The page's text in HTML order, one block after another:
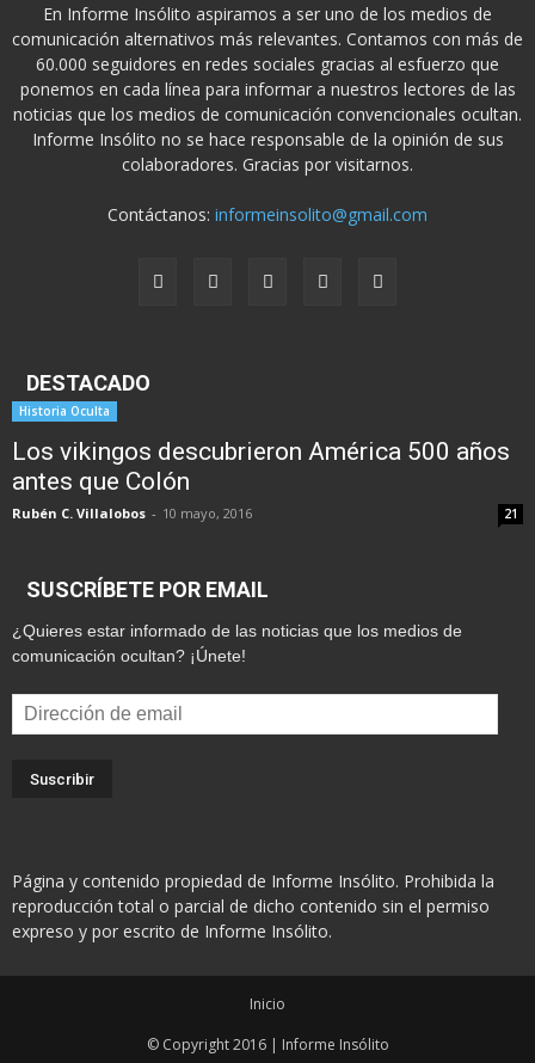
En Informe Insólito aspiramos a ser uno de los medios de
comunicación alternativos más relevantes. Contamos con más de
60.000 seguidores en redes sociales gracias al esfuerzo que
ponemos en cada línea para informar a nuestros lectores de las
noticias que los medios de comunicación convencionales ocultan.
Informe Insólito no se hace responsable de la opinión de sus
colaboradores. Gracias por visitarnos.
Contáctanos: informeinsolito@gmail.com
DESTACADO
Historia Oculta
Los vikingos descubrieron América 500 años
antes que Colón
Rubén C. Villalobos - 10 mayo, 2016 21
SUSCRÍBETE POR EMAIL
¿Quieres estar informado de las noticias que los medios de
comunicación ocultan? ¡Únete!
Dirección
de
Página y contenido propiedad de Informe Insólito. Prohibida la
reproducción total o parcial de dicho contenido sin el permiso
expreso y por escrito de Informe Insólito.
Inicio
© Copyright 2016 | Informe Insólito